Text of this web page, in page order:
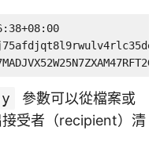
參數可以從檔案或
受者（recipient）清